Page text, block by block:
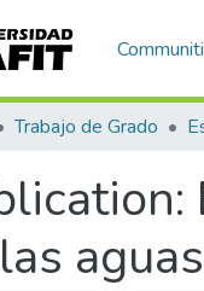
Trabajo de Grado